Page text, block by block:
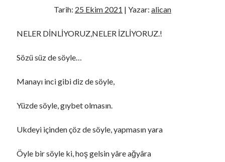
Najlepšia Investičná Platforma: Porovnanie a Recenzie 2024
Rokubet Giriş Sorunları Tarih Oluyor: 2026 Yılında Kesintisiz Erişim
CAMİ-KİLİSE MESCİT VE HAVRA
Son yorumlar
Tarih: 25 Ekim 2021 | Yazar: alican
NELER DİNLİYORUZ,NELER İZLİYORUZ.!
Sözü süz de söyle…
Manayı inci gibi diz de söyle,
Yüzde söyle, gıybet olmasın.
Ukdeyi içinden çöz de söyle, yapmasın yara
Öyle bir söyle ki, hoş gelsin yâre ağyâra